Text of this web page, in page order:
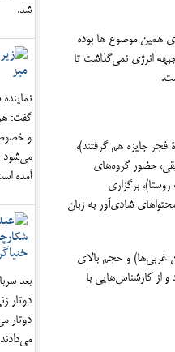
همین موضوع ها بوده
انرژی نمی‌گذاشت تا
فجر جایزه هم گرفتند)،
حضور گروه‌های
برگزاری
شادی‌آور به زبان
غربی‌ها) و حجم بالای
و از کارشناس‌هایی با
شد.
گفت:
و
می‌شود
آمده
بعد
دوتار
دوتار